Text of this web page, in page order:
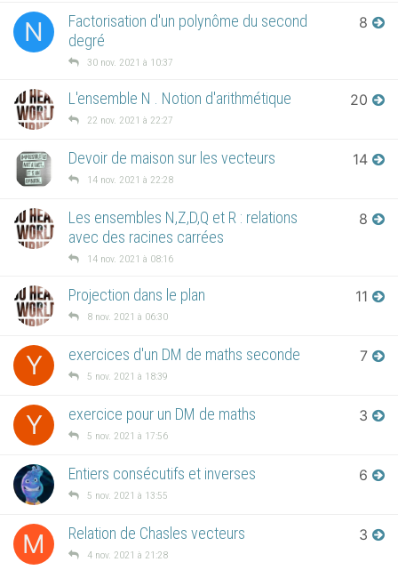
N
Factorisation d'un polynôme du second
degré
30 nov. 2021 à 10:37
8
L'ensemble N . Notion d'arithmétique
22 nov. 2021 à 22:27
20
Devoir de maison sur les vecteurs
14 nov. 2021 à 22:28
14
Les ensembles N,Z,D,Q et R : relations
avec des racines carrées
14 nov. 2021 à 08:16
8
Projection dans le plan
8 nov. 2021 à 06:30
11
Y exercices d'un DM de maths seconde
5 nov. 2021 à 18:39
7
Y exercice pour un DM de maths
5 nov. 2021 à 17:56
3
Entiers consécutifs et inverses
5 nov. 2021 à 13:55
6
M Relation de Chasles vecteurs
4 nov. 2021 à 21:28
3